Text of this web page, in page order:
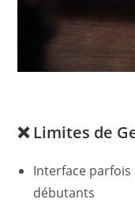
❌ Limites de
Interface
débutants